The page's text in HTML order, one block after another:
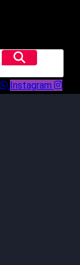
Instagram